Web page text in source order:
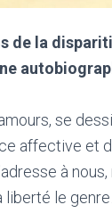
de la
se
affective et
à
liberté le